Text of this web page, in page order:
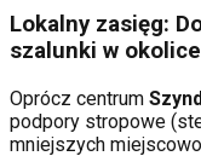
Lokalny zasięg:
szalunki w okolice
Oprócz centrum
podpory stropowe
mniejszych